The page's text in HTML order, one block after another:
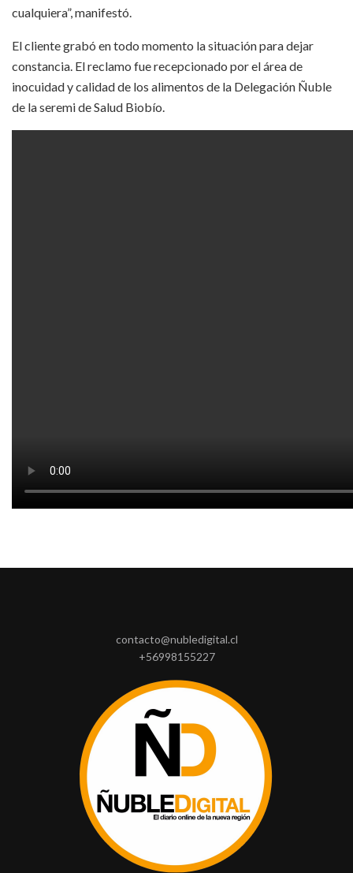
cualquiera”, manifestó.
El cliente grabó en todo momento la situación para dejar
constancia. El reclamo fue recepcionado por el área de
inocuidad y calidad de los alimentos de la Delegación Ñuble
de la seremi de Salud Biobío.
contacto@nubledigital.cl
+56998155227